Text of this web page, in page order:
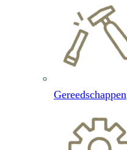
Gereedschappen